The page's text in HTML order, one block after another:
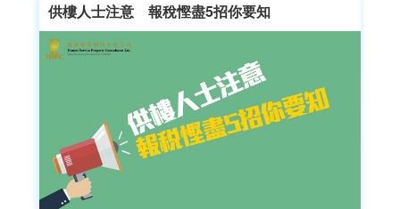
供樓人士注意 報稅慳盡5招你要知